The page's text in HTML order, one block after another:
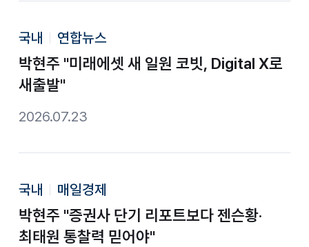
국내 연합뉴스
박현주 "미래에셋 새 일원 코빗, Digital X로
새출발"
2026.07.23
국내 매일경제
박현주 "증권사 단기 리포트보다 젠슨황·
최태원 통찰력 믿어야"